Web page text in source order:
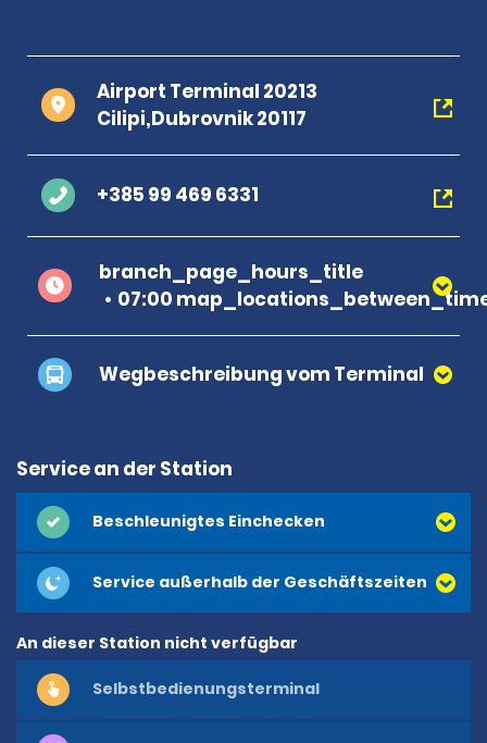
Airport Terminal 20213
Cilipi,Dubrovnik 20117
+385 99 469 6331
branch_page_hours_title
07:00
Wegbeschreibung vom Terminal
Service an der Station
Beschleunigtes Einchecken
Service außerhalb der Geschäftszeiten
An dieser Station nicht verfügbar
Selbstbedienungsterminal